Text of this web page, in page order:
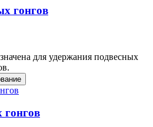
гонгов
для удержания подвесных